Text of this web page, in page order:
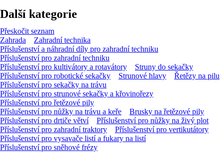
Další kategorie
Přeskočit seznam
Zahrada
Zahradní technika
Příslušenství a náhradní díly pro zahradní techniku
Příslušenství pro zahradní techniku
Příslušenství pro kultivátory a rotavátory
Struny do sekačky
Příslušenství pro robotické sekačky
Strunové hlavy
Řetězy na pilu
Příslušenství pro sekačky na trávu
Příslušenství pro strunové sekačky a křovinořezy
Příslušenství pro řetězové pily
Příslušenství pro nůžky na trávu a keře
Brusky na řetězové pily
Příslušenství pro drtiče větví
Příslušenství pro nůžky na živý plot
Příslušenství pro zahradní traktory
Příslušenství pro vertikutátory
Příslušenství pro vysavače listí a fukary na listí
Příslušenství pro sněhové frézy